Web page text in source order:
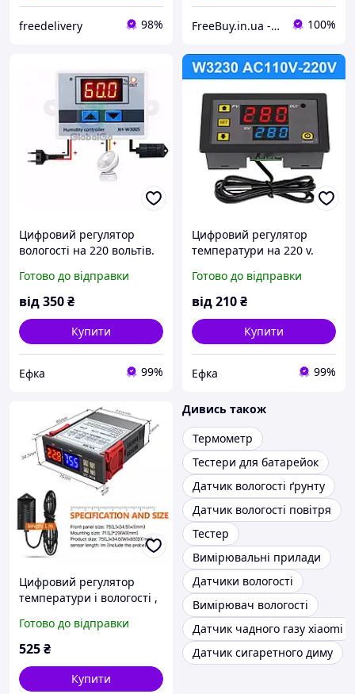
freedelivery 98% FreeBuy.in.ua - Інтернет-магазин 100%
Цифровий регулятор
вологості на 220 вольтів.
Готово до відправки
від350₴
Купити
Ефка 99%
Цифровий регулятор
температури на 220 v.
Готово до відправки
від210₴
Купити
Ефка 99%
Цифровий регулятор
температури і вологості ,
Готово до відправки
525₴
Купити
Дивись також
Термометр
Тестери для батарейок
Датчик вологості ґрунту
Датчик вологості повітря
Тестер
Вимірювальні прилади
Датчики вологості
Вимірювач вологості
Датчик чадного газу xiaomi
Датчик сигаретного диму